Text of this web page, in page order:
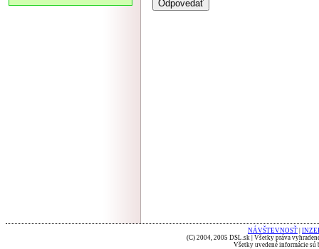
NÁVŠTEVNOSŤ
(C) 2004, 2005 DSL.sk | Všetky práva
Všetky uvedené informácie sú